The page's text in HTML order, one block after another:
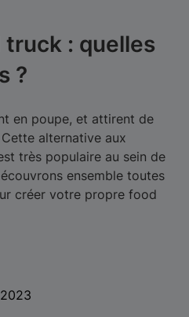
: quelles
?
en poupe, et attirent de
alternative aux
très populaire au sein de
ensemble toutes
créer votre propre food